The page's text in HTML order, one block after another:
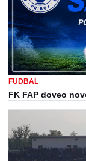
FUDBAL
FK FAP doveo